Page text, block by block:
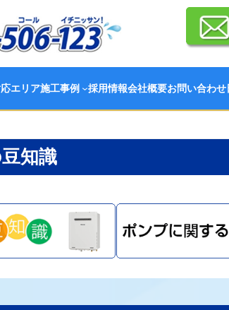
エリア施工事例 採用情報会社概要お問い合わせ
知識